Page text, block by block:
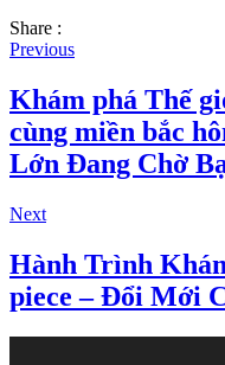
Share :
Previous
Khám phá Thế
cùng miền bắc
Lớn Đang Chờ
Next
Hành Trình
piece – Đổi Mới